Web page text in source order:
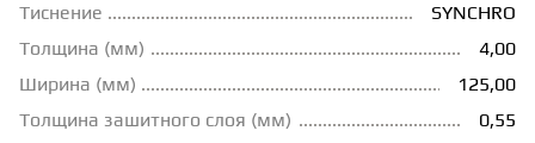
ТЕПЛЫЙ ПОЛ
ТЕРМОПАРКЕТ
Тиснение
SYNCHRO
Толщина (мм)
4,00
Ширина (мм)
125,00
Толщина зашитного слоя (мм)
0,55